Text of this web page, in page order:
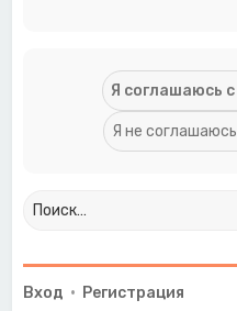
Вход • Регистрация